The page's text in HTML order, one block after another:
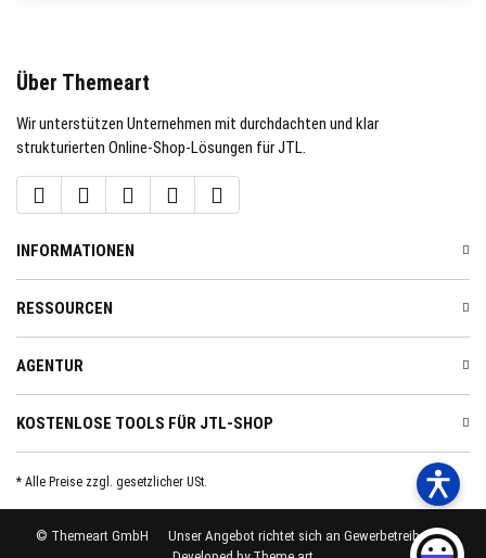
Über Themeart
Wir unterstützen Unternehmen mit durchdachten und klar
strukturierten Online-Shop-Lösungen für JTL.
INFORMATIONEN
RESSOURCEN
AGENTUR
KOSTENLOSE TOOLS FÜR JTL-SHOP
* Alle Preise zzgl. gesetzlicher USt.
© Themeart GmbH
Unser Angebot richtet sich an Gewerbetreibende.